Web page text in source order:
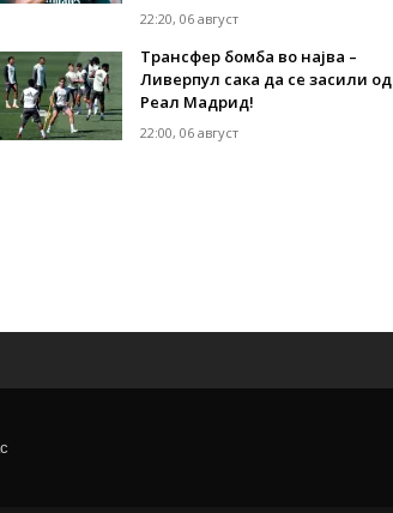
22:20, 06 август
Трансфер бомба во најва –
Ливерпул сака да се засили од
Реал Мадрид!
22:00, 06 август